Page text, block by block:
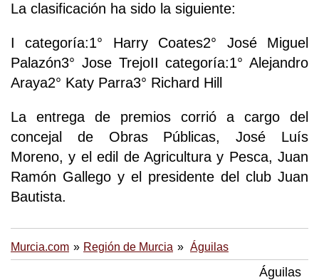
La clasificación ha sido la siguiente:
I categoría:1° Harry Coates2° José Miguel
Palazón3° Jose TrejoII categoría:1° Alejandro
Araya2° Katy Parra3° Richard Hill
La entrega de premios corrió a cargo del
concejal de Obras Públicas, José Luís
Moreno, y el edil de Agricultura y Pesca, Juan
Ramón Gallego y el presidente del club Juan
Bautista.
Murcia.com Región de Murcia Águilas
Águilas